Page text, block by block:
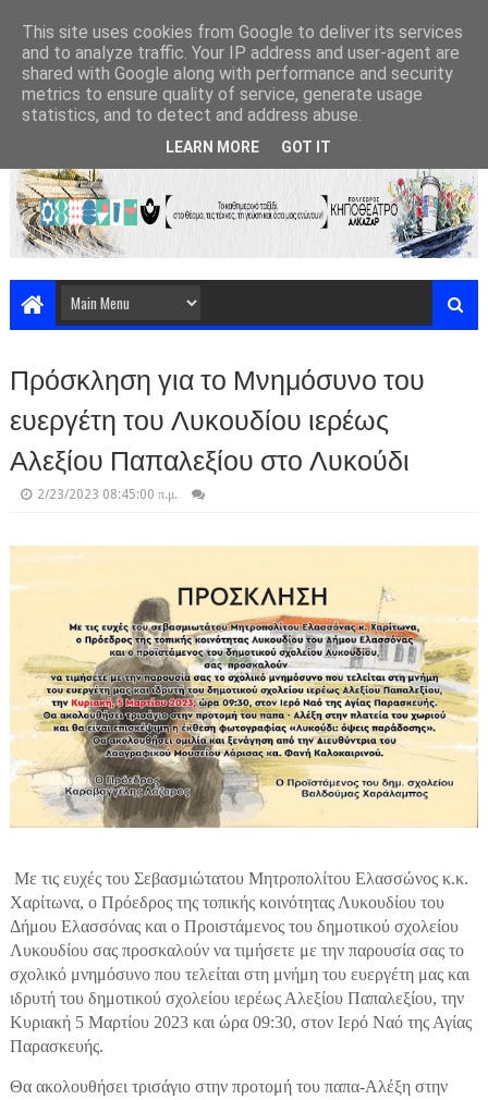
Πρόσκληση για το Μνημόσυνο του
ευεργέτη του Λυκουδίου ιερέως
Αλεξίου Παπαλεξίου στο Λυκούδι
2/23/2023 08:45:00 π.μ.
Με τις ευχές του Σεβασμιώτατου Μητροπολίτου Ελασσώνος κ.κ.
Χαρίτωνα, ο Πρόεδρος της τοπικής κοινότητας Λυκουδίου του
Δήμου Ελασσόνας και ο Προιστάμενος του δημοτικού σχολείου
Λυκουδίου σας προσκαλούν να τιμήσετε με την παρουσία σας το
σχολικό μνημόσυνο που τελείται στη μνήμη του ευεργέτη μας και
ιδρυτή του δημοτικού σχολείου ιερέως Αλεξίου Παπαλεξίου, την
Κυριακή 5 Μαρτίου 2023 και ώρα 09:30, στον Ιερό Ναό της Αγίας
Παρασκευής.
Θα ακολουθήσει τρισάγιο στην προτομή του παπα-Αλέξη στην
This site uses cookies from Google to deliver its services
and to analyze traffic. Your IP address and user-agent are
shared with Google along with performance and security
metrics to ensure quality of service, generate usage
statistics, and to detect and address abuse.
LEARN MORE GOT IT